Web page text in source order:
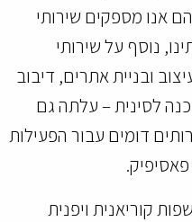
אנו מספקים שירותי
נוסף על שירותי
ובניית אתרים, דיבוב
לסינית – עלתה גם
דומים עבור הפעילות
קוריאנית ויפנית